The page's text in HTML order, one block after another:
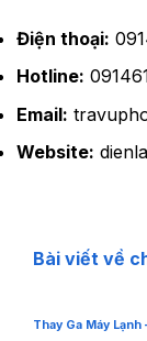
Điện thoại:
Hotline:
Email:
Website:
Bài viết về
Thay Ga Máy Lạnh